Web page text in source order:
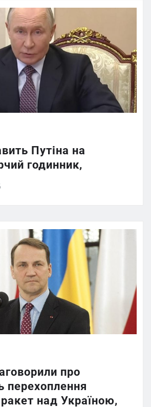
Путіна на
годинник,
про
перехоплення
ракет над Україною,